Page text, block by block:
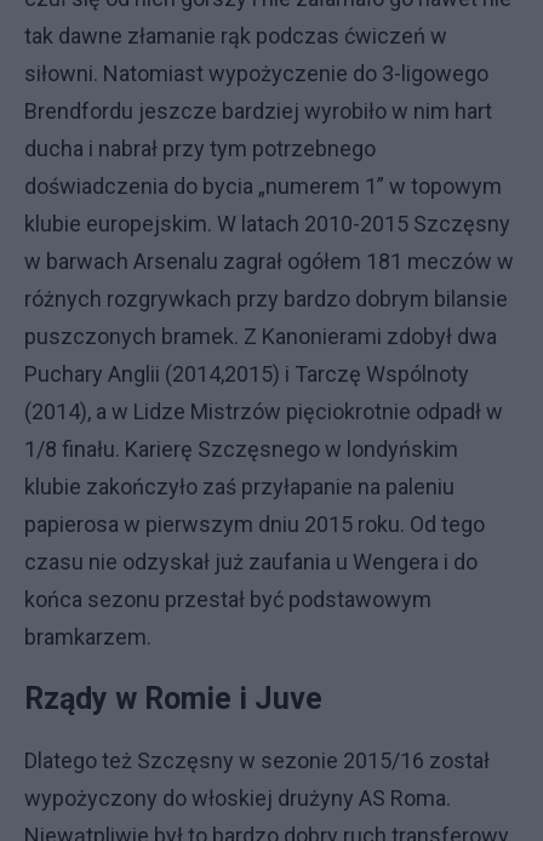
tak dawne złamanie rąk podczas ćwiczeń w
siłowni. Natomiast wypożyczenie do 3-ligowego
Brendfordu jeszcze bardziej wyrobiło w nim hart
ducha i nabrał przy tym potrzebnego
doświadczenia do bycia „numerem 1” w topowym
klubie europejskim. W latach 2010-2015 Szczęsny
w barwach Arsenalu zagrał ogółem 181 meczów w
różnych rozgrywkach przy bardzo dobrym bilansie
puszczonych bramek. Z Kanonierami zdobył dwa
Puchary Anglii (2014,2015) i Tarczę Wspólnoty
(2014), a w Lidze Mistrzów pięciokrotnie odpadł w
1/8 finału. Karierę Szczęsnego w londyńskim
klubie zakończyło zaś przyłapanie na paleniu
papierosa w pierwszym dniu 2015 roku. Od tego
czasu nie odzyskał już zaufania u Wengera i do
końca sezonu przestał być podstawowym
bramkarzem.
Rządy w Romie i Juve
Dlatego też Szczęsny w sezonie 2015/16 został
wypożyczony do włoskiej drużyny AS Roma.
Niewątpliwie był to bardzo dobry ruch transferowy.